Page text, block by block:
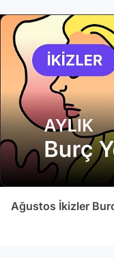
Ağustos İkizler